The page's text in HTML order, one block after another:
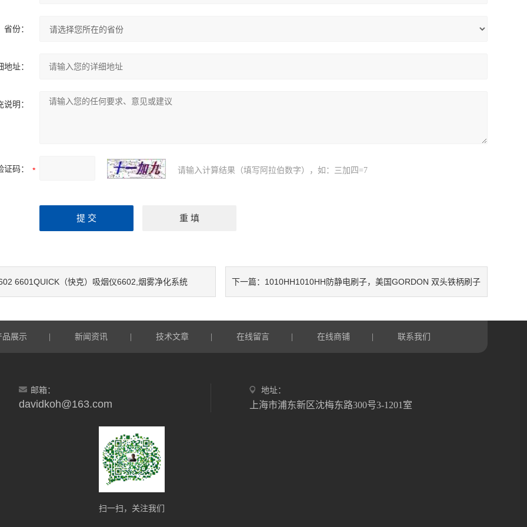
省份：
地址：
说明：
证码： 请输入计算结果（填写阿拉伯数字），如：三加四=7
6601QUICK（快克）吸烟仪6602,烟雾净化系统 下一篇： 1010HH1010HH防静电刷子，美国GORDON 双头铁柄刷子
品展示 | 新闻资讯 | 技术文章 | 在线留言 | 在线商铺 | 联系我们
邮箱：
davidkoh@163.com
地址：
上海市浦东新区沈梅东路300号3-1201室
扫一扫，关注我们